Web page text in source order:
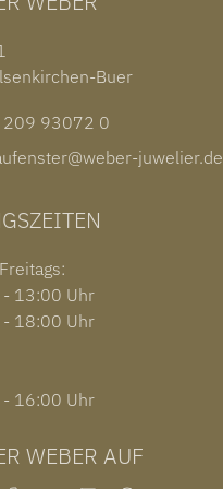
3S
Buer
93072 0
juwelier.de
13:00 Uhr
18:00 Uhr
16:00 Uhr
WEBER AUF